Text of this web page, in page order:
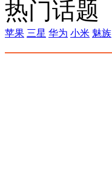
热门话题
苹果 三星 华为 小米 魅族